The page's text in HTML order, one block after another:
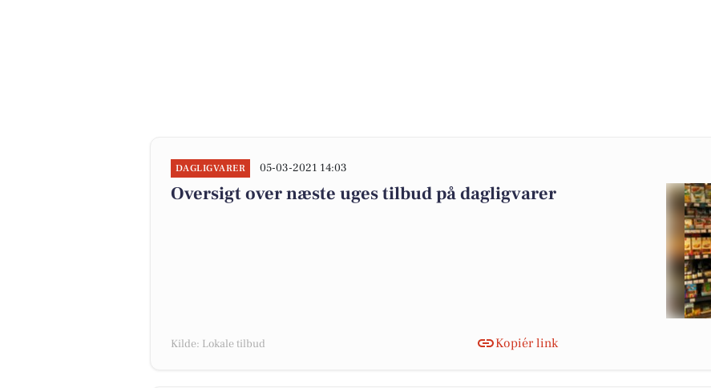
DAGLIGVARER 05-03-2021 14:03
Oversigt over næste uges tilbud på dagligvarer
Kilde: Lokale tilbud Kopiér link